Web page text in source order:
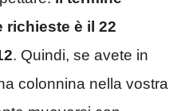
richieste è il 22
. Quindi, se avete in
colonnina nella vostra